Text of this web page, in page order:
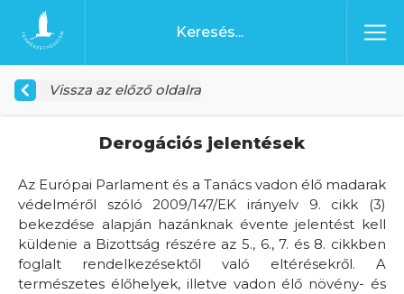
Ugrás a tartalomhoz
Főoldal
Vissza az előző oldalra
Derogációs jelentések
Az Európai Parlament és a Tanács vadon élő madarak
védelméről szóló 2009/147/EK irányelv 9. cikk (3)
bekezdése alapján hazánknak évente jelentést kell
küldenie a Bizottság részére az 5., 6., 7. és 8. cikkben
foglalt rendelkezésektől való eltérésekről. A
természetes élőhelyek, illetve vadon élő növény- és